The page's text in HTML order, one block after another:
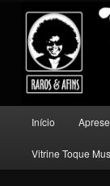
conteúdo
principal
conteúdo
secundário
Toque
Um lugar para
principal
Início
Vitrine Toque